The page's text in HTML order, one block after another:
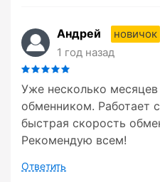
Андрей
новичок
1 год назад
Уже несколько
обменником. Работает
быстрая скорость
Рекомендую всем!
Ответить